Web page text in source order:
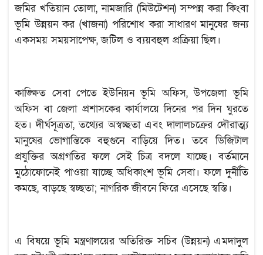
জমির খতিয়ান তোলা, নামজারি (মিউটেশন) সম্পন্ন করা কিংবা
ভূমি উন্নয়ন কর (খাজনা) পরিশোধ করা সাধারণ মানুষের জন্য
একসময় সময়সাপেক্ষ, জটিল ও ব্যয়বহুল প্রক্রিয়া ছিল।
কাঙ্ক্ষিত সেবা পেতে ইউনিয়ন ভূমি অফিস, উপজেলা ভূমি
অফিস বা জেলা প্রশাসকের কার্যালয়ে দিনের পর দিন ঘুরতে
হত। দীর্ঘসূত্রতা, তথ্যের অস্বচ্ছতা এবং দালালচক্রের দৌরাত্ম্য
মানুষের ভোগান্তিকে বহুগুনে বাড়িয়ে দিত। তবে ডিজিটাল
প্রযুক্তির অগ্রগতির ফলে সেই চিত্র বদলে যাচ্ছে। বর্তমানে
মুঠোফোনেই পাওয়া যাচ্ছে অধিকাংশ ভূমি সেবা। ফলে দুর্নীতি
কমছে, বাড়ছে স্বচ্ছতা; নাগরিক জীবনে ফিরে এসেছে স্বস্তি।
এ বিষয়ে ভূমি মন্ত্রণালয়ের অতিরিক্ত সচিব (উন্নয়ন) এমদাদুল